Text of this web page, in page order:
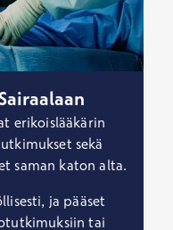
erikoislääkärin
sekä
saman katon alta.
ja pääset
tai